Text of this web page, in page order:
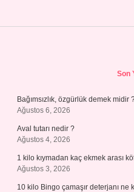
Son
Bağımsızlık, özgürlük demek midir
Ağustos 6, 2026
Aval tutarı nedir ?
Ağustos 4, 2026
1 kilo kıymadan kaç ekmek arası
Ağustos 3, 2026
10 kilo Bingo çamaşır deterjanı ne